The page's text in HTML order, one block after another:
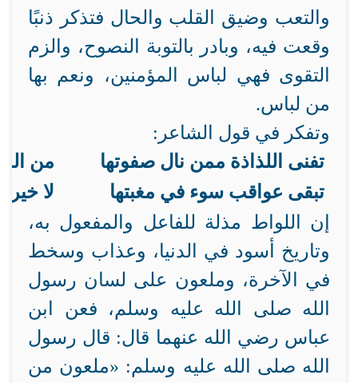
والتعب وضيق القلب والحال فتذكر ذنبًا
وقعت فيه، وبادر بالتوبة النصوح، والزم
التقوى فهي لباس المؤمنين، ونعم بها
من لباس.
وتفكر في قول الشاعر:
تفنى اللذاذة ممن نال صفوتها
من
تبقى عواقب سوء في مغبتها
لا خير
إن اللواط مذلة للفاعل والمفعول به،
وتاريخ أسود في الدنيا، وعذاب وسخط
في الآخرة، وملعون على لسان رسول
الله صلى الله عليه وسلم، فعن ابن
عباس رضي الله عنهما قال: قال رسول
الله صلى الله عليه وسلم: «ملعون من